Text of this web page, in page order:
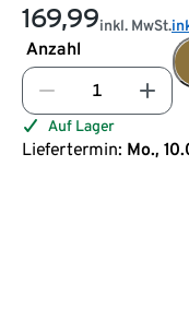
169,99inkl. MwSt.
Anzahl
Auf Lager
Liefertermin: Mo.,